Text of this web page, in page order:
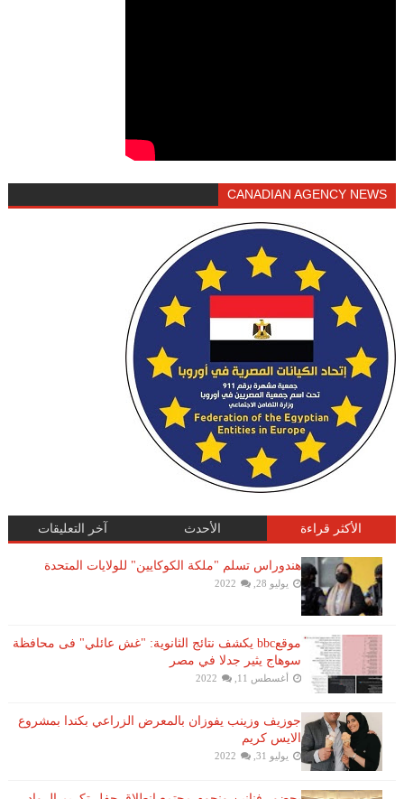
CANADIAN AGENCY NEWS
الأكثر قراءة الأحدث آخر التعليقات
هندوراس تسلم "ملكة الكوكايين" للولايات المتحدة
يوليو 28, 2022
موقعbbc يكشف نتائج الثانوية: "غش عائلي" فى محافظة
سوهاج يثير جدلا في مصر
أغسطس 11, 2022
جوزيف وزينب يفوزان بالمعرض الزراعي بكندا بمشروع
الايس كريم
يوليو 31, 2022